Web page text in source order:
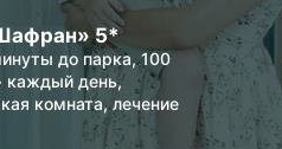
5*
до парка, 100
каждый день,
комната, лечение